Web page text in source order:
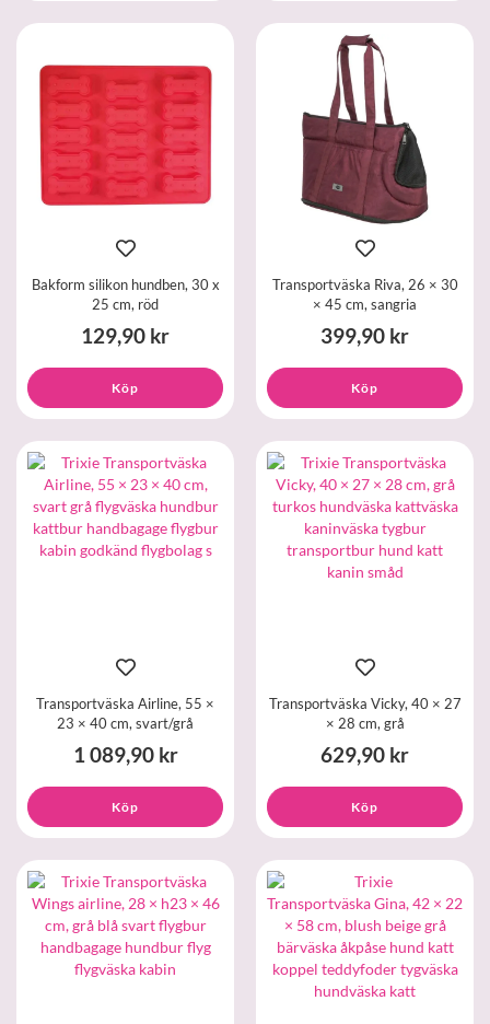
Bakform silikon hundben, 30 x
25 cm, röd
129,90 kr
Köp
Transportväska Riva, 26 × 30
× 45 cm, sangria
399,90 kr
Köp
Transportväska Airline, 55 ×
23 × 40 cm, svart/grå
1 089,90 kr
Köp
Transportväska Vicky, 40 × 27
× 28 cm, grå
629,90 kr
Köp